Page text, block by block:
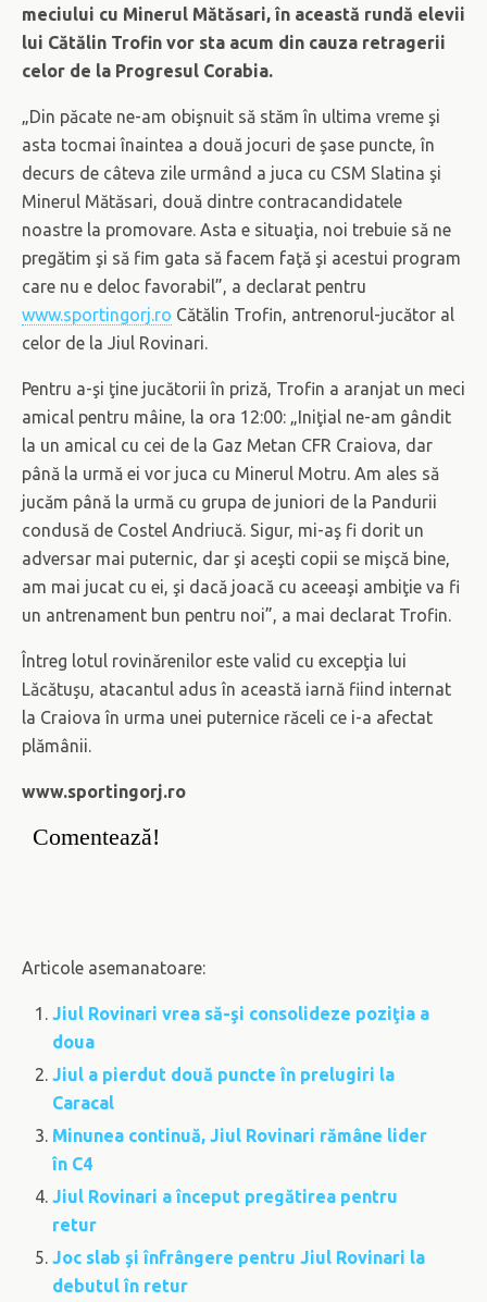
meciului cu Minerul Mătăsari, în această rundă elevii
lui Cătălin Trofin vor sta acum din cauza retragerii
celor de la Progresul Corabia.
„Din păcate ne-am obişnuit să stăm în ultima vreme şi
asta tocmai înaintea a două jocuri de şase puncte, în
decurs de câteva zile urmând a juca cu CSM Slatina şi
Minerul Mătăsari, două dintre contracandidatele
noastre la promovare. Asta e situaţia, noi trebuie să ne
pregătim şi să fim gata să facem faţă şi acestui program
care nu e deloc favorabil”, a declarat pentru
www.sportingorj.ro Cătălin Trofin, antrenorul-jucător al
celor de la Jiul Rovinari.
Pentru a-şi ţine jucătorii în priză, Trofin a aranjat un meci
amical pentru mâine, la ora 12:00: „Iniţial ne-am gândit
la un amical cu cei de la Gaz Metan CFR Craiova, dar
până la urmă ei vor juca cu Minerul Motru. Am ales să
jucăm până la urmă cu grupa de juniori de la Pandurii
condusă de Costel Andriucă. Sigur, mi-aş fi dorit un
adversar mai puternic, dar şi aceşti copii se mişcă bine,
am mai jucat cu ei, şi dacă joacă cu aceeaşi ambiţie va fi
un antrenament bun pentru noi”, a mai declarat Trofin.
Întreg lotul rovinărenilor este valid cu excepţia lui
Lăcătuşu, atacantul adus în această iarnă fiind internat
la Craiova în urma unei puternice răceli ce i-a afectat
plămânii.
www.sportingorj.ro
Comentează!
Articole asemanatoare:
Jiul Rovinari vrea să-şi consolideze poziţia a
doua
Jiul a pierdut două puncte în prelugiri la
Caracal
Minunea continuă, Jiul Rovinari rămâne lider
în C4
Jiul Rovinari a început pregătirea pentru
retur
Joc slab şi înfrângere pentru Jiul Rovinari la
debutul în retur